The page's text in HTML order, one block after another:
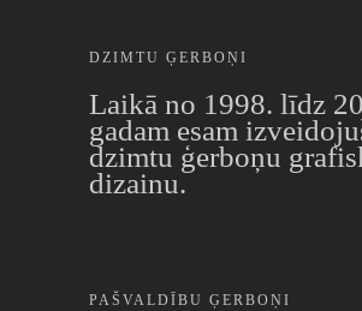
DZIMTU ĢERBOŅI
Laikā no 1998. līdz
gadam esam
dzimtu ģerboņu
dizainu.
PAŠVALDĪBU ĢERBOŅI